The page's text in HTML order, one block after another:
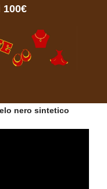
nero sintetico